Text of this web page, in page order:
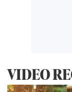
VIDEO